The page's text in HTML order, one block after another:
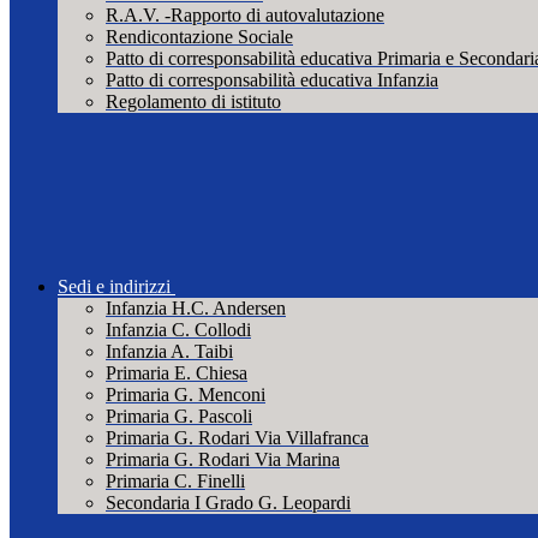
R.A.V. -Rapporto di autovalutazione
Rendicontazione Sociale
Patto di corresponsabilità educativa Primaria e
Patto di corresponsabilità educativa Infanzia
Regolamento di istituto
Sedi e indirizzi
Infanzia H.C. Andersen
Infanzia C. Collodi
Infanzia A. Taibi
Primaria E. Chiesa
Primaria G. Menconi
Primaria G. Pascoli
Primaria G. Rodari Via Villafranca
Primaria G. Rodari Via Marina
Primaria C. Finelli
Secondaria I Grado G. Leopardi